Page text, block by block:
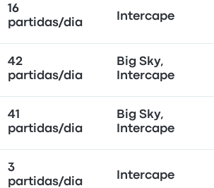
16
partidas/dia
Intercape
42
partidas/dia
Big Sky,
Intercape
41
partidas/dia
Big Sky,
Intercape
3
partidas/dia
Intercape